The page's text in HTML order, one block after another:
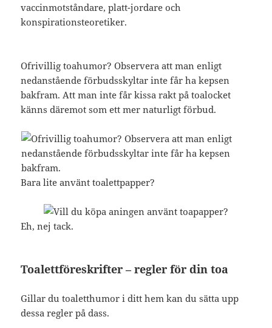
vaccinmotståndare, platt-jordare och
konspirationsteoretiker.
Ofrivillig toahumor? Observera att man enligt
nedanstående förbudsskyltar inte får ha kepsen
bakfram. Att man inte får kissa rakt på toalocket
känns däremot som ett mer naturligt förbud.
Bara lite använt toalettpapper?
Eh, nej tack.
Toalettföreskrifter – regler för din toa
Gillar du toaletthumor i ditt hem kan du sätta upp
dessa regler på dass.